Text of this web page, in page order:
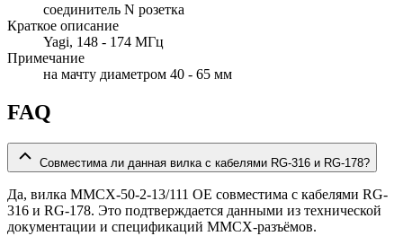
соединитель N розетка
Краткое описание
Yagi, 148 - 174 МГц
Примечание
на мачту диаметром 40 - 65 мм
FAQ
Совместима ли данная вилка с кабелями RG-316 и RG-178?
Да, вилка MMCX-50-2-13/111 OE совместима с кабелями RG-
316 и RG-178. Это подтверждается данными из технической
документации и спецификаций MMCX-разъёмов.